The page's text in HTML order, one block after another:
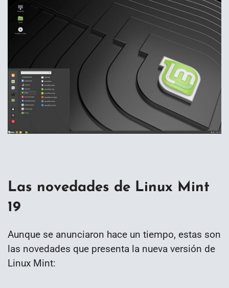
Las novedades de Linux Mint
19
Aunque se anunciaron hace un tiempo, estas son
las novedades que presenta la nueva versión de
Linux Mint: